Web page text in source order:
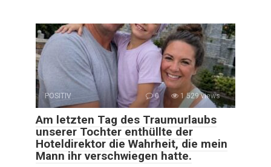
POSITIV 0 1 529 views
Am letzten Tag des Traumurlaubs
unserer Tochter enthüllte der
Hoteldirektor die Wahrheit, die mein
Mann ihr verschwiegen hatte.